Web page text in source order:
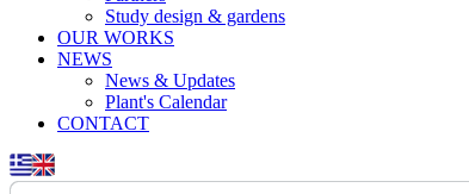
Study design & gardens
OUR WORKS
NEWS
News & Updates
Plant's Calendar
CONTACT